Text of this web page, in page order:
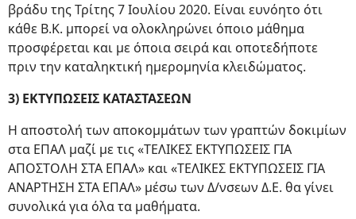
βράδυ της Τρίτης 7 Ιουλίου 2020. Είναι ευνόητο ότι
κάθε Β.Κ. μπορεί να ολοκληρώνει όποιο μάθημα
προσφέρεται και με όποια σειρά και οποτεδήποτε
πριν την καταληκτική ημερομηνία κλειδώματος.
3) ΕΚΤΥΠΩΣΕΙΣ ΚΑΤΑΣΤΑΣΕΩΝ
Η αποστολή των αποκομμάτων των γραπτών δοκιμίων
στα ΕΠΑΛ μαζί με τις «ΤΕΛΙΚΕΣ ΕΚΤΥΠΩΣΕΙΣ ΓΙΑ
ΑΠΟΣΤΟΛΗ ΣΤΑ ΕΠΑΛ» και «ΤΕΛΙΚΕΣ ΕΚΤΥΠΩΣΕΙΣ ΓΙΑ
ΑΝΑΡΤΗΣΗ ΣΤΑ ΕΠΑΛ» μέσω των Δ/νσεων Δ.Ε. θα γίνει
συνολικά για όλα τα μαθήματα.